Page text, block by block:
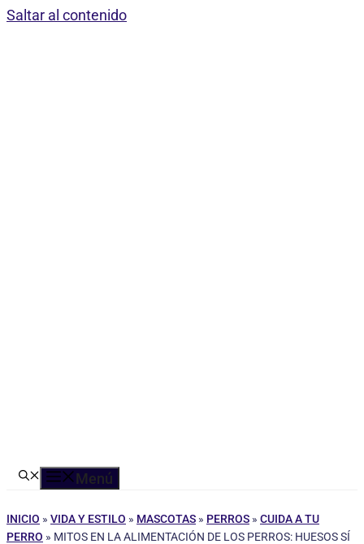
Saltar al contenido
Menú
INICIO » VIDA Y ESTILO » MASCOTAS » PERROS » CUIDA A TU
PERRO » MITOS EN LA ALIMENTACIÓN DE LOS PERROS: HUESOS SÍ